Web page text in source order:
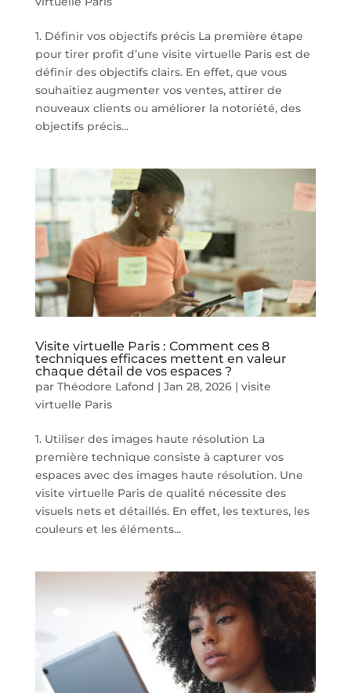
1. Définir vos objectifs précis La première étape
pour tirer profit d’une visite virtuelle Paris est de
définir des objectifs clairs. En effet, que vous
souhaitiez augmenter vos ventes, attirer de
nouveaux clients ou améliorer la notoriété, des
objectifs précis...
Visite virtuelle Paris : Comment ces 8
techniques efficaces mettent en valeur
chaque détail de vos espaces ?
par Théodore Lafond | Jan 28, 2026| visite
virtuelle Paris
1. Utiliser des images haute résolution La
première technique consiste à capturer vos
espaces avec des images haute résolution. Une
visite virtuelle Paris de qualité nécessite des
visuels nets et détaillés. En effet, les textures, les
couleurs et les éléments...